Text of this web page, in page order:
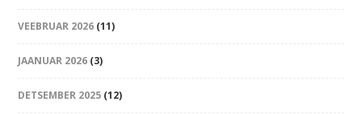
VEEBRUAR 2026 (11)
JAANUAR 2026 (3)
DETSEMBER 2025 (12)